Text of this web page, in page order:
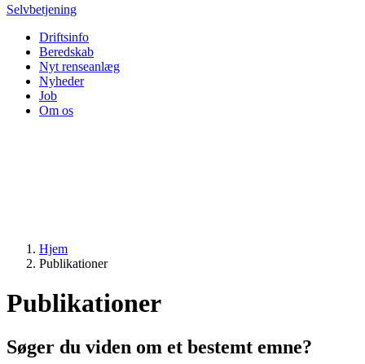
Selvbetjening
Driftsinfo
Beredskab
Nyt renseanlæg
Nyheder
Job
Om os
Hjem
Publikationer
Publikationer
Søger du viden om et bestemt emne?